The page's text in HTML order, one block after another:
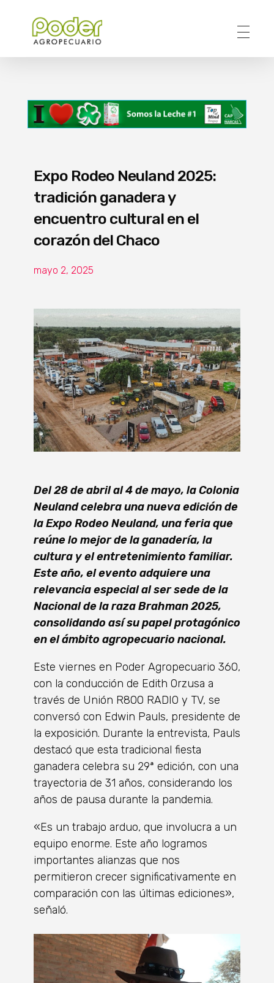
Expo Rodeo Neuland 2025:
tradición ganadera y
encuentro cultural en el
corazón del Chaco
mayo 2, 2025
Del 28 de abril al 4 de mayo, la Colonia
Neuland celebra una nueva edición de
la Expo Rodeo Neuland, una feria que
reúne lo mejor de la ganadería, la
cultura y el entretenimiento familiar.
Este año, el evento adquiere una
relevancia especial al ser sede de la
Nacional de la raza Brahman 2025,
consolidando así su papel protagónico
en el ámbito agropecuario nacional.
Este viernes en Poder Agropecuario 360,
con la conducción de Edith Orzusa a
través de Unión R800 RADIO y TV, se
conversó con Edwin Pauls, presidente de
la exposición. Durante la entrevista, Pauls
destacó que esta tradicional fiesta
ganadera celebra su 29ª edición, con una
trayectoria de 31 años, considerando los
años de pausa durante la pandemia.
«Es un trabajo arduo, que involucra a un
equipo enorme. Este año logramos
importantes alianzas que nos
permitieron crecer significativamente en
comparación con las últimas ediciones»,
señaló.